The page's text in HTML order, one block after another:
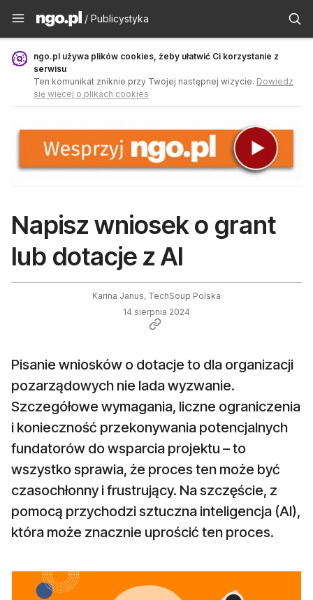
Publicystyka - ngo.pl
/ Publicystyka
ngo.pl używa plików cookies, żeby ułatwić Ci korzystanie z
serwisu
Ten komunikat zniknie przy Twojej następnej wizycie. Dowiedz
się więcej o plikach cookies
Napisz wniosek o grant
lub dotacje z AI
Karina Janus, TechSoup Polska
14 sierpnia 2024
Pisanie wniosków o dotacje to dla organizacji
pozarządowych nie lada wyzwanie.
Szczegółowe wymagania, liczne ograniczenia
i konieczność przekonywania potencjalnych
fundatorów do wsparcia projektu – to
wszystko sprawia, że proces ten może być
czasochłonny i frustrujący. Na szczęście, z
pomocą przychodzi sztuczna inteligencja (AI),
która może znacznie uprościć ten proces.